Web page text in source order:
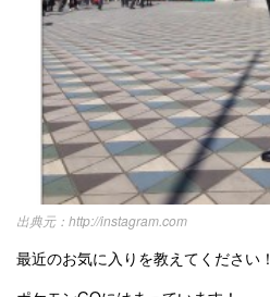
http://instagram.com
最近のお気に入りを教えてください！